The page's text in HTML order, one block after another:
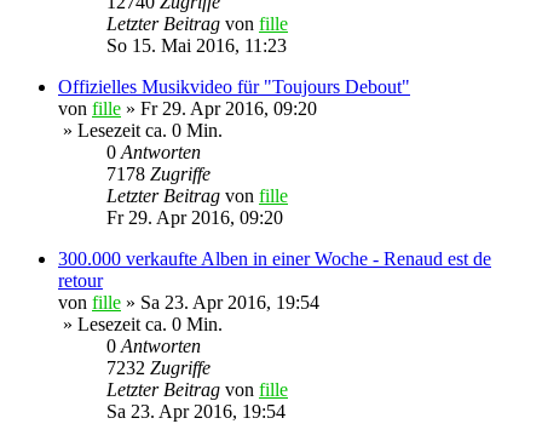
Letzter Beitrag von fille
So 15. Mai 2016, 11:23
Offizielles Musikvideo für "Toujours Debout"
von fille » Fr 29. Apr 2016, 09:20
» Lesezeit ca. 0 Min.
0Antworten
7178 Zugriffe
Letzter Beitrag von fille
Fr 29. Apr 2016, 09:20
300.000 verkaufte Alben in einer Woche - Renaud est de
retour
von fille » Sa 23. Apr 2016, 19:54
» Lesezeit ca. 0 Min.
0Antworten
7232 Zugriffe
Letzter Beitrag von fille
Sa 23. Apr 2016, 19:54